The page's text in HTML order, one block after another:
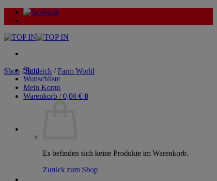
Zum
Inhalt
Shop
Wunschliste
Mein Konto
Warenkorb /0,00 € 0
Es befinden sich keine Produkte im Warenkorb.
Zurück zum Shop
Shop / Schleich / Farm World